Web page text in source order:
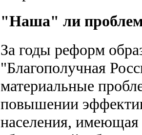
"Наша" ли
За годы реформ
"Благополучная
материальные
повышении
населения, имеющая